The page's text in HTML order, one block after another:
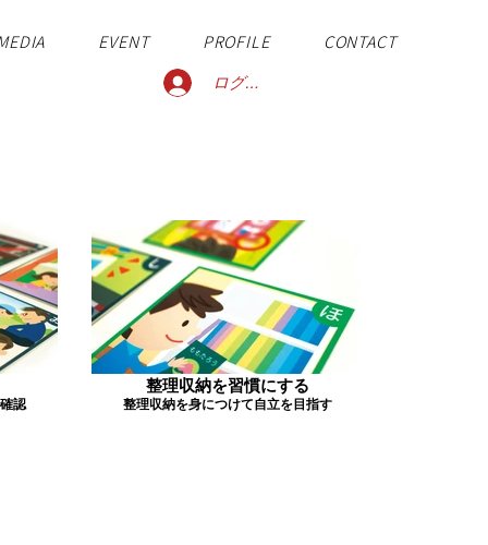
EVENT PROFILE CONTACT
ログイン
認
整理収納を習慣にする
整理収納を身につけて自立を目指す